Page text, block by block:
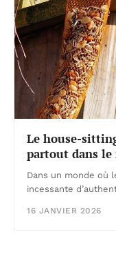
Le house-
partout dans le
Dans un monde où
incessante
16 JANVIER 2026